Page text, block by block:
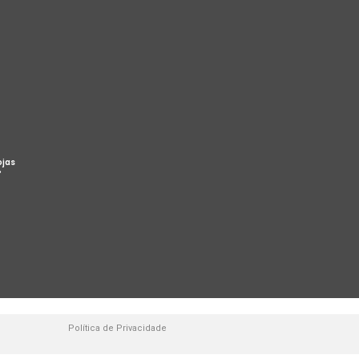
Política de Privacidade